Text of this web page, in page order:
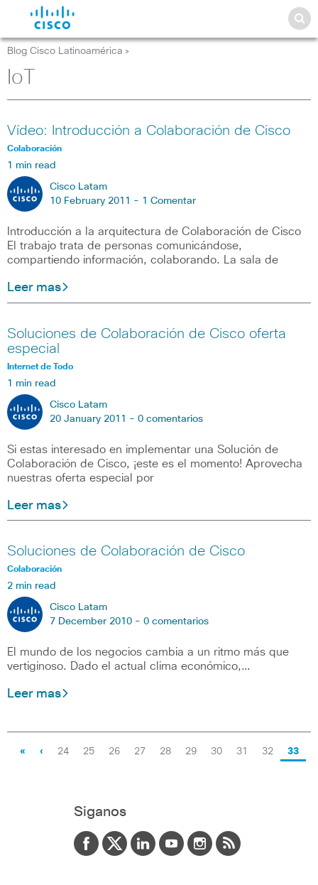
Blog Cisco Latinoamérica >
IoT
Vídeo: Introducción a Colaboración de Cisco
Colaboración
1 min read
Cisco Latam
10 February 2011 - 1 Comentar
Introducción a la arquitectura de Colaboración de Cisco
El trabajo trata de personas comunicándose,
compartiendo información, colaborando. La sala de
Leer mas
Soluciones de Colaboración de Cisco oferta
especial
Internet de Todo
1 min read
Cisco Latam
20 January 2011 - 0 comentarios
Si estas interesado en implementar una Solución de
Colaboración de Cisco, ¡este es el momento! Aprovecha
nuestras oferta especial por
Leer mas
Soluciones de Colaboración de Cisco
Colaboración
2 min read
Cisco Latam
7 December 2010 - 0 comentarios
El mundo de los negocios cambia a un ritmo más que
vertiginoso. Dado el actual clima económico,…
Leer mas
« ‹ 24 25 26 27 28 29 30 31 32 33
Siganos